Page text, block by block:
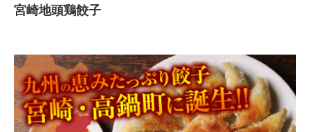
宮崎地頭鶏餃子